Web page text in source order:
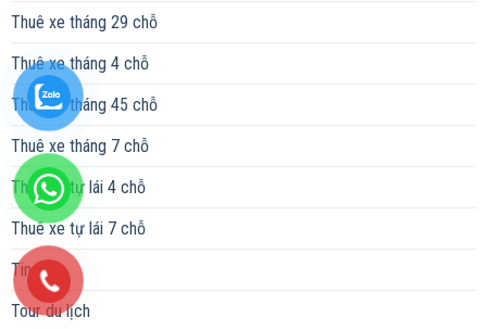
Thuê xe tháng 29 chỗ
Thuê xe tháng 4 chỗ
Thuê xe tháng 45 chỗ
Thuê xe tháng 7 chỗ
Thuê xe tự lái 4 chỗ
Thuê xe tự lái 7 chỗ
Tin tức
Tour du lịch